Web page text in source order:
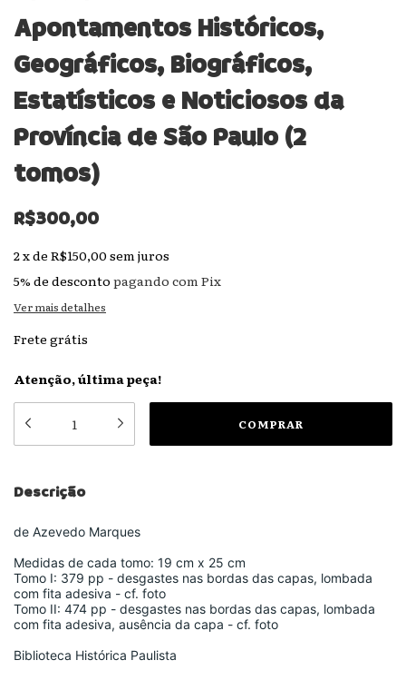
Apontamentos Históricos,
Geográficos, Biográficos,
Estatísticos e Noticiosos da
Província de São Paulo (2
tomos)
R$300,00
2xde R$150,00 sem juros
5% de desconto pagando com Pix
Ver mais detalhes
Frete grátis
Atenção, última peça!
Descrição
de Azevedo Marques
Medidas de cada tomo: 19 cm x 25 cm
Tomo I: 379 pp - desgastes nas bordas das capas, lombada
com fita adesiva - cf. foto
Tomo II: 474 pp - desgastes nas bordas das capas, lombada
com fita adesiva, ausência da capa - cf. foto
Biblioteca Histórica Paulista